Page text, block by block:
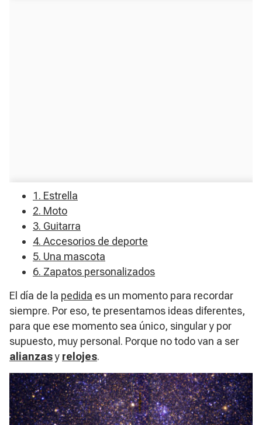
1. Estrella
2. Moto
3. Guitarra
4. Accesorios de deporte
5. Una mascota
6. Zapatos personalizados
El día de la pedida es un momento para recordar
siempre. Por eso, te presentamos ideas diferentes,
para que ese momento sea único, singular y por
supuesto, muy personal. Porque no todo van a ser
alianzasy relojes.